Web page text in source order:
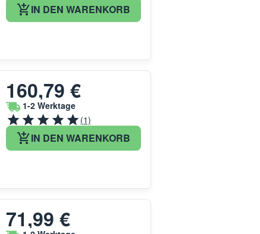
IN DEN WARENKORB
160,79 €
1-2 Werktage
(1)
IN DEN WARENKORB
71,99 €